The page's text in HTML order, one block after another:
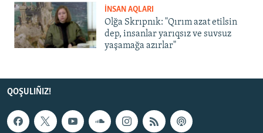
İNSAN AQLARI
Olğa Skrıpnık: "Qırım azat etilsin
dep, insanlar yarıqsız ve suvsuz
yaşamağa azırlar"
QOŞULIÑIZ!